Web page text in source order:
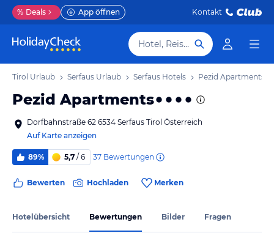
% Deals App öffnen Kontakt
Hotel, Reiseziel
Tirol Urlaub Serfaus Urlaub Serfaus Hotels Pezid Apartments
Pezid Apartments
Dorfbahnstraße 62 6534 Serfaus Tirol Österreich
Auf Karte anzeigen
89% 5,7 / 6 37 Bewertungen
Bewerten Hochladen Merken
Hotelübersicht Bewertungen Bilder Fragen